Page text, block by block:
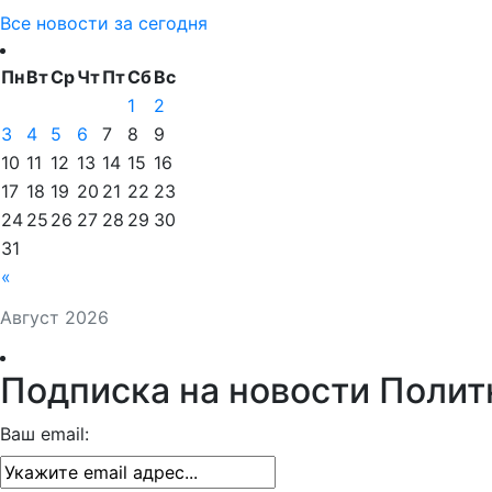
Все новости за сегодня
Август 2026
ПнВтСрЧтПтСбВс
«
1
2
3
4 5 6 7 8
9
10 11 12 13 14 15 16
17 18 19 20 21 22 23
24 25 26 27 28 29 30
31
Подписка на новости
Ваш email: